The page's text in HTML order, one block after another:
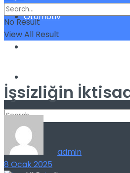
Otomotiv
No Result
No Result
View All Result
İşsizliğin
admin
8 Ocak 2025